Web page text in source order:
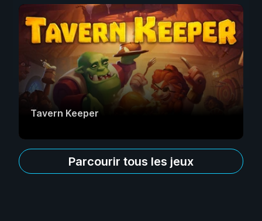
Tavern Keeper
Parcourir tous les jeux